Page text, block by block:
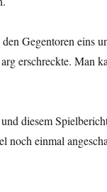
Gegentoren eins
erschreckte. Man
diesem
noch einmal